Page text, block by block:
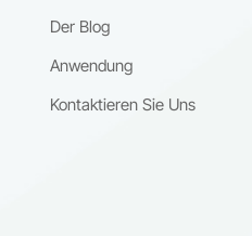
Der Blog
Anwendung
Kontaktieren Sie Uns